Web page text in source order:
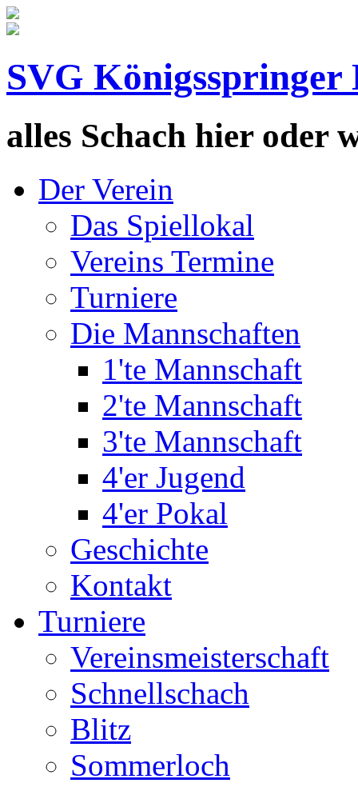
SVG Königsspringer
alles Schach hier oder
Der Verein
Das Spiellokal
Vereins Termine
Turniere
Die Mannschaften
1'te Mannschaft
2'te Mannschaft
3'te Mannschaft
4'er Jugend
4'er Pokal
Geschichte
Kontakt
Turniere
Vereinsmeisterschaft
Schnellschach
Blitz
Sommerloch